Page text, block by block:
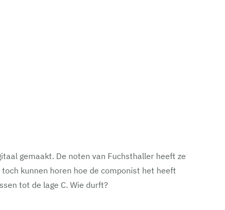
gemaakt. De noten van Fuchsthaller heeft ze
kunnen horen hoe de componist het heeft
tot de lage C. Wie durft?